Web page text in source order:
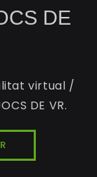
DE
virtual /
DE VR.